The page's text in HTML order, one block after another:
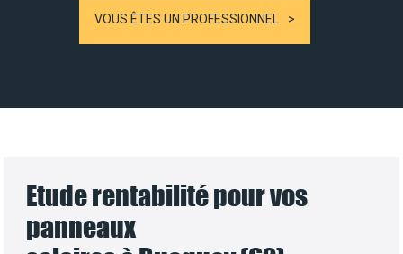
VOUS ÊTES UN PROFESSIONNEL
Etude rentabilité pour vos
panneaux